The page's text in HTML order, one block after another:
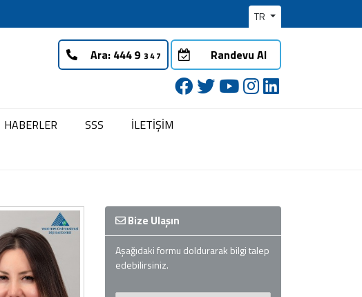
TR
Ara: Randevu Al
HABERLER SSS
İLETİŞİM
Bize Ulaşın
Aşağıdaki formu doldurarak bilgi talep
edebilirsiniz.